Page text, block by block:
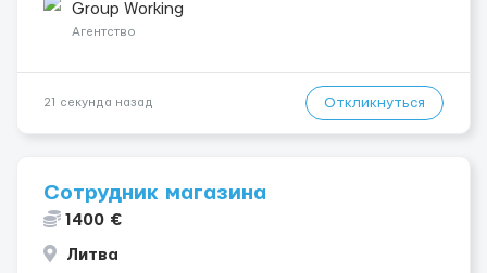
наружных блоков тепловых насосов; • монтаж систем
отопления, вод...
Group Working
Агентство
21 секунда назад Откликнуться
Сотрудник магазина
1400 €
Литва